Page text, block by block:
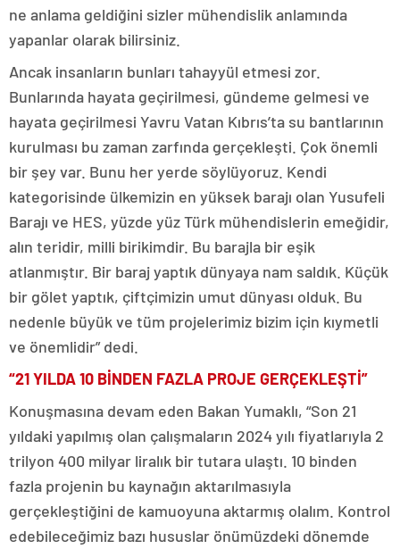
ne anlama geldiğini sizler mühendislik anlamında
yapanlar olarak bilirsiniz.
Ancak insanların bunları tahayyül etmesi zor.
Bunlarında hayata geçirilmesi, gündeme gelmesi ve
hayata geçirilmesi Yavru Vatan Kıbrıs’ta su bantlarının
kurulması bu zaman zarfında gerçekleşti. Çok önemli
bir şey var. Bunu her yerde söylüyoruz. Kendi
kategorisinde ülkemizin en yüksek barajı olan Yusufeli
Barajı ve HES, yüzde yüz Türk mühendislerin emeğidir,
alın teridir, milli birikimdir. Bu barajla bir eşik
atlanmıştır. Bir baraj yaptık dünyaya nam saldık. Küçük
bir gölet yaptık, çiftçimizin umut dünyası olduk. Bu
nedenle büyük ve tüm projelerimiz bizim için kıymetli
ve önemlidir” dedi.
“21 YILDA 10 BİNDEN FAZLA PROJE GERÇEKLEŞTİ”
Konuşmasına devam eden Bakan Yumaklı, “Son 21
yıldaki yapılmış olan çalışmaların 2024 yılı fiyatlarıyla 2
trilyon 400 milyar liralık bir tutara ulaştı. 10 binden
fazla projenin bu kaynağın aktarılmasıyla
gerçekleştiğini de kamuoyuna aktarmış olalım. Kontrol
edebileceğimiz bazı hususlar önümüzdeki dönemde